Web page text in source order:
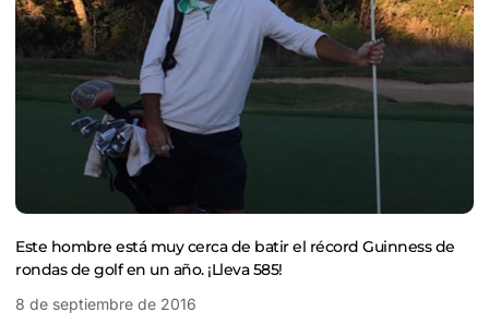
Este hombre está muy cerca de batir el récord Guinness de
rondas de golf en un año. ¡Lleva 585!
8 de septiembre de 2016